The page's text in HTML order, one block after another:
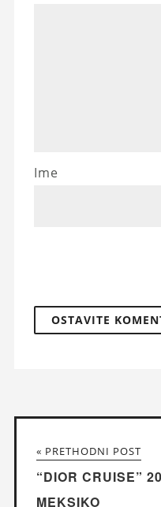
Ime
« PRETHODNI POST
“DIOR CRUISE”
MEKSIKO